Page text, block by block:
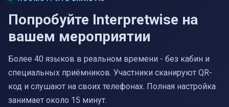
Попробуйте Interpretwise на
вашем мероприятии
Более 40 языков в реальном времени - без кабин и
специальных приёмников. Участники сканируют QR-
код и слушают на своих телефонах. Полная настройка
занимает около 15 минут.